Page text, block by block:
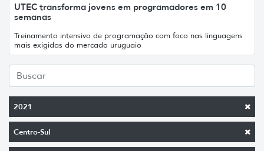
2021
Centro-Sul
UTEC transforma jovens em programadores em 10
semanas
Treinamento intensivo de programação com foco nas linguagens
mais exigidas do mercado uruguaio